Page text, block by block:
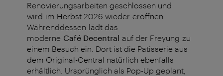
Renovierungsarbeiten geschlossen und
wird im Herbst 2026 wieder eröffnen.
Währenddessen lädt das
moderne Café Decentral auf der Freyung zu
einem Besuch ein. Dort ist die Patisserie aus
dem Original-Central natürlich ebenfalls
erhältlich. Ursprünglich als Pop-Up geplant,